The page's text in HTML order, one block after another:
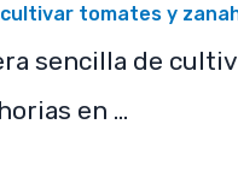
cultivar tomates y
sencilla de
en …